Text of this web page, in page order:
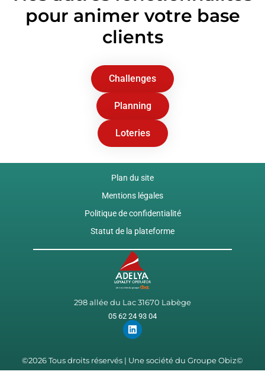
pour animer votre base
clients
Challenges
Planning
Loteries
Plan du site
Mentions légales
Politique de confidentialité
Statut de la plateforme
298 allée du Lac 31670 Labège
05 62 24 93 04
©2026 Tous droits réservés | Une société du Groupe Obiz©